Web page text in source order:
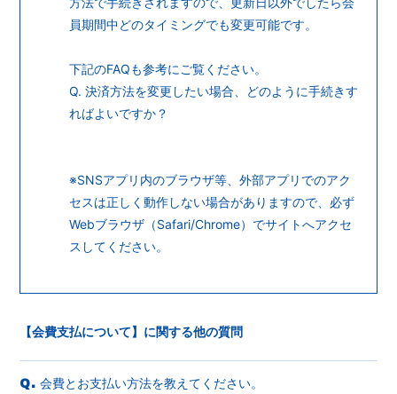
会員登録 ログイン
員期間中どのタイミングでも変更可能です。
下記のFAQも参考にご覧ください。
Q. 決済方法を変更したい場合、どのように手続きす
ればよいですか？
※SNSアプリ内のブラウザ等、外部アプリでのアク
セスは正しく動作しない場合がありますので、必ず
Webブラウザ（Safari/Chrome）でサイトへアクセ
スしてください。
【会費支払について】に関する他の質問
Q. 会費とお支払い方法を教えてください。